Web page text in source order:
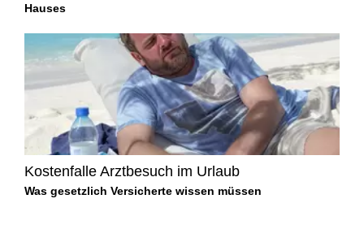
Hauses
Kostenfalle Arztbesuch im Urlaub
Was gesetzlich Versicherte wissen müssen